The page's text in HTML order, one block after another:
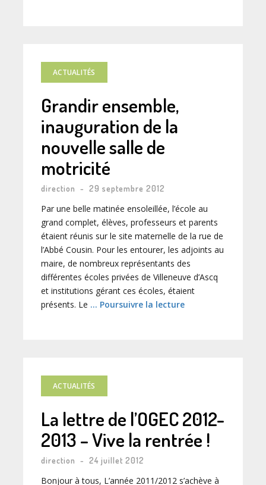
ACTUALITÉS
Grandir ensemble,
inauguration de la
nouvelle salle de
motricité
direction - 29 septembre 2012
Par une belle matinée ensoleillée, l’école au
grand complet, élèves, professeurs et parents
étaient réunis sur le site maternelle de la rue de
l’Abbé Cousin. Pour les entourer, les adjoints au
maire, de nombreux représentants des
différentes écoles privées de Villeneuve d’Ascq
et institutions gérant ces écoles, étaient
présents. Le … Poursuivre la lecture
ACTUALITÉS
La lettre de l’OGEC 2012-
2013 – Vive la rentrée !
direction - 24 juillet 2012
Bonjour à tous, L’année 2011/2012 s’achève à